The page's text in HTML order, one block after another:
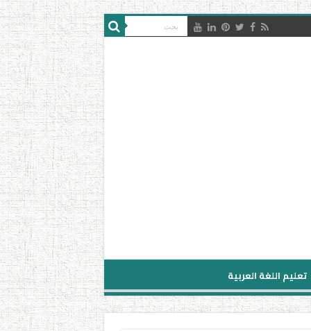
تعليم اللغة العربية